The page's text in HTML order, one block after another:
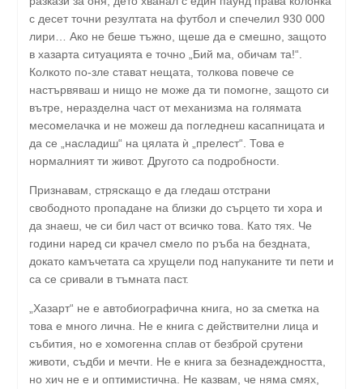
с десет точни резултата на футбол и спечелил 930 000
лири… Ако не беше тъжно, щеше да е смешно, защото
в хазарта ситуацията е точно „Бий мa, обичам тa!“.
Колкото по-зле стават нещата, толкова повече се
настървяваш и нищо не може да ти помогне, защото си
вътре, неразделна част от механизма на голямата
месомелачка и не можеш да погледнеш касапницата и
да се „насладиш“ на цялата ѝ „прелест“. Това е
нормалният ти живот. Другото са подробности.
Признавам, стряскащо е да гледаш отстрани
свободното пропадане на близки до сърцето ти хора и
да знаеш, че си бил част от всичко това. Като тях. Че
години наред си крачел смело по ръба на бездната,
докато камъчетата са хрущели под напуканите ти пети и
са се сривали в тъмната паст.
„Хазарт“ не е автобиографична книга, но за сметка на
това е много лична. Не е книга с действителни лица и
събития, но е хомогенна сплав от безброй срутени
животи, съдби и мечти. Не е книга за безнадеждността,
но хич не е и оптимистична. Не казвам, че няма смях,